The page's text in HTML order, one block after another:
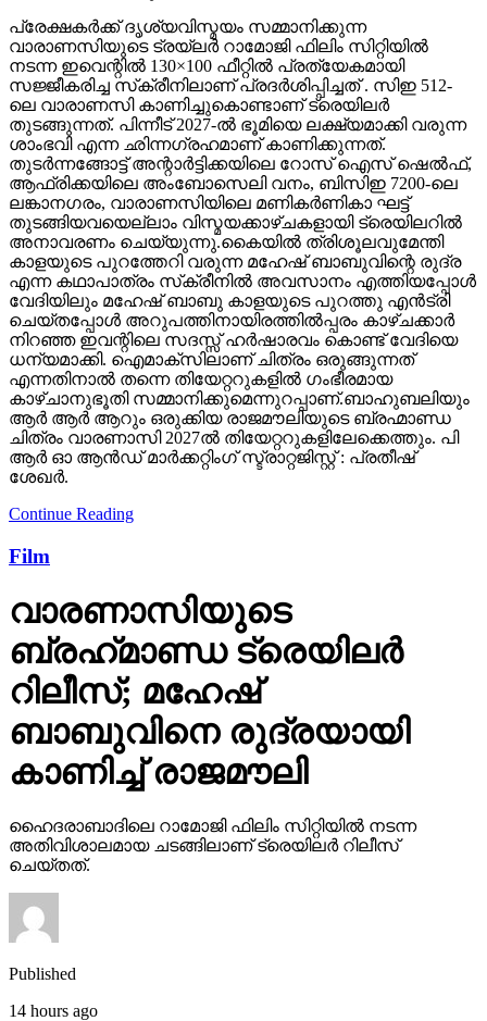
പ്രേക്ഷകർക്ക് ദൃശ്യവിസ്മയം സമ്മാനിക്കുന്ന
വാരാണസിയുടെ ട്രയ്ലർ റാമോജി ഫിലിം സിറ്റിയിൽ
നടന്ന ഇവെന്റിൽ 130×100 ഫീറ്റിൽ പ്രത്യേകമായി
സജ്ജീകരിച്ച സ്‌ക്രീനിലാണ് പ്രദർശിപ്പിച്ചത് . സിഇ 512-
ലെ വാരാണസി കാണിച്ചുകൊണ്ടാണ് ട്രെയിലര്‍
തുടങ്ങുന്നത്. പിന്നീട് 2027-ല്‍ ഭൂമിയെ ലക്ഷ്യമാക്കി വരുന്ന
ശാംഭവി എന്ന ഛിന്നഗ്രഹമാണ് കാണിക്കുന്നത്.
തുടര്‍ന്നങ്ങോട്ട് അന്റാര്‍ട്ടിക്കയിലെ റോസ് ഐസ് ഷെല്‍ഫ്,
ആഫ്രിക്കയിലെ അംബോസെലി വനം, ബിസിഇ 7200-ലെ
ലങ്കാനഗരം, വാരാണസിയിലെ മണികര്‍ണികാ ഘട്ട്
തുടങ്ങിയവയെല്ലാം വിസ്മയക്കാഴ്ചകളായി ട്രെയിലറില്‍
അനാവരണം ചെയ്യുന്നു.കൈയില്‍ ത്രിശൂലവുമേന്തി
കാളയുടെ പുറത്തേറി വരുന്ന മഹേഷ് ബാബുവിന്റെ രുദ്ര
എന്ന കഥാപാത്രം സ്‌ക്രീനിൽ അവസാനം എത്തിയപ്പോൾ
വേദിയിലും മഹേഷ് ബാബു കാളയുടെ പുറത്തു എൻട്രി
ചെയ്തപ്പോൾ അറുപത്തിനായിരത്തിൽപ്പരം കാഴ്ചക്കാർ
നിറഞ്ഞ ഇവന്റിലെ സദസ്സ് ഹർഷാരവം കൊണ്ട് വേദിയെ
ധന്യമാക്കി. ഐമാക്‌സിലാണ് ചിത്രം ഒരുങ്ങുന്നത്
എന്നതിനാല്‍ തന്നെ തിയേറ്ററുകളില്‍ ഗംഭീരമായ
കാഴ്ചാനുഭൂതി സമ്മാനിക്കുമെന്നുറപ്പാണ്.ബാഹുബലിയും
ആർ ആർ ആറും ഒരുക്കിയ രാജമൗലിയുടെ ബ്രഹ്മാണ്ഡ
ചിത്രം വാരണാസി 2027ൽ തിയേറ്ററുകളിലേക്കെത്തും. പി
ആർ ഓ ആൻഡ് മാർക്കറ്റിംഗ് സ്ട്രാറ്റജിസ്റ്റ് : പ്രതീഷ്
ശേഖർ.
Continue Reading
Film
വാരണാസിയുടെ
ബ്രഹ്‌മാണ്ഡ ട്രെയിലര്‍
റിലീസ്; മഹേഷ്
ബാബുവിനെ രുദ്രയായി
കാണിച്ച് രാജമൗലി
ഹൈദരാബാദിലെ റാമോജി ഫിലിം സിറ്റിയില്‍ നടന്ന
അതിവിശാലമായ ചടങ്ങിലാണ് ട്രെയിലര്‍ റിലീസ്
ചെയ്തത്.
Published
14 hours ago